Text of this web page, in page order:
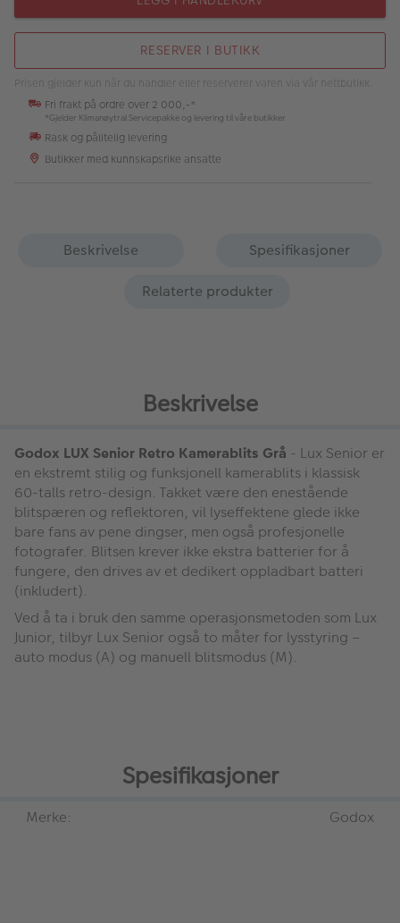
RESERVER I BUTIKK
Prisen gjelder kun når du handler eller reserverer varen via vår nettbutikk.
Fri frakt på ordre over 2 000,-*
*Gjelder Klimanøytral Servicepakke og levering til våre butikker
Rask og pålitelig levering
Butikker med kunnskapsrike ansatte
Beskrivelse
Spesifikasjoner
Relaterte produkter
Beskrivelse
Godox LUX Senior Retro Kamerablits Grå - Lux Senior er
en ekstremt stilig og funksjonell kamerablits i klassisk
60-talls retro-design. Takket være den enestående
blitspæren og reflektoren, vil lyseffektene glede ikke
bare fans av pene dingser, men også profesjonelle
fotografer. Blitsen krever ikke ekstra batterier for å
fungere, den drives av et dedikert oppladbart batteri
(inkludert).
Ved å ta i bruk den samme operasjonsmetoden som Lux
Junior, tilbyr Lux Senior også to måter for lysstyring –
auto modus (A) og manuell blitsmodus (M).
Spesifikasjoner
Merke: Godox